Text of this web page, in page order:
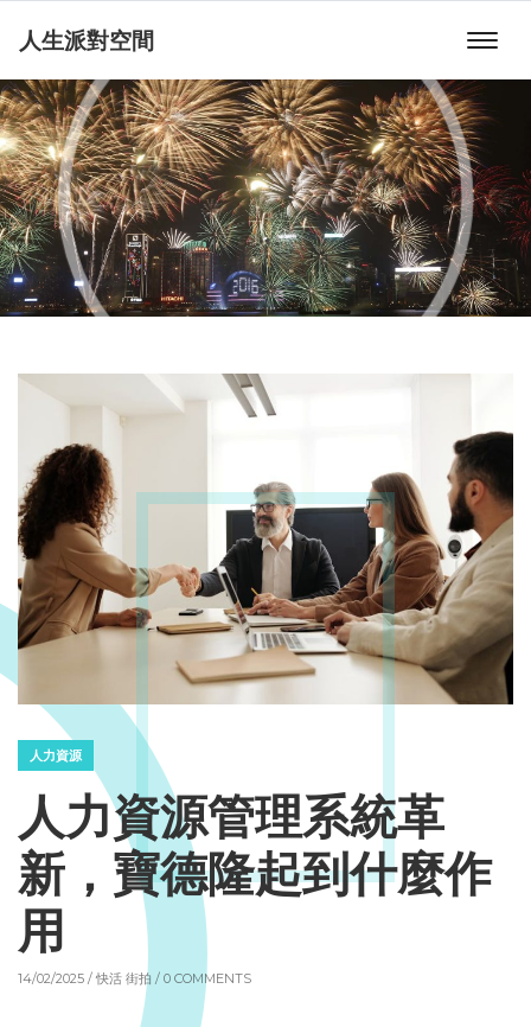
人生派對空間
人力資源
人力資源管理系統革
新，寶德隆起到什麼作
用
14/02/2025 / 快活 街拍 / 0 COMMENTS